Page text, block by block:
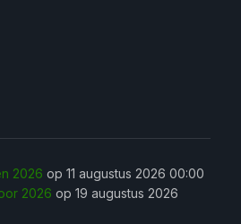
2026 op 11 augustus 2026 00:00
2026 op 19 augustus 2026